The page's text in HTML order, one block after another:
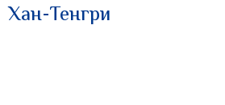
Хан-Тенгри